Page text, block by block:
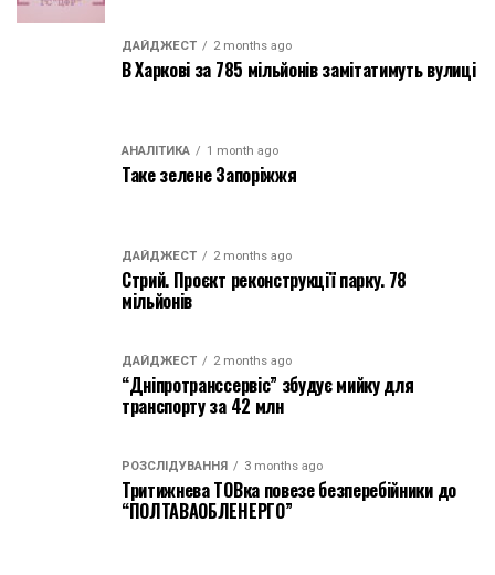
ДАЙДЖЕСТ 2 months ago
В Харкові за 785 мільйонів замітатимуть вулиці
АНАЛІТИКА 1 month ago
Таке зелене Запоріжжя
ДАЙДЖЕСТ 2 months ago
Стрий. Проєкт реконструкції парку. 78
мільйонів
ДАЙДЖЕСТ 2 months ago
“Дніпротранссервіс” збудує мийку для
транспорту за 42 млн
РОЗСЛІДУВАННЯ 3 months ago
Тритижнева ТОВка повезе безперебійники до
“ПОЛТАВАОБЛЕНЕРГО”